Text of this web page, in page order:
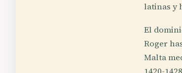
latinas y
El
Roger
Malta